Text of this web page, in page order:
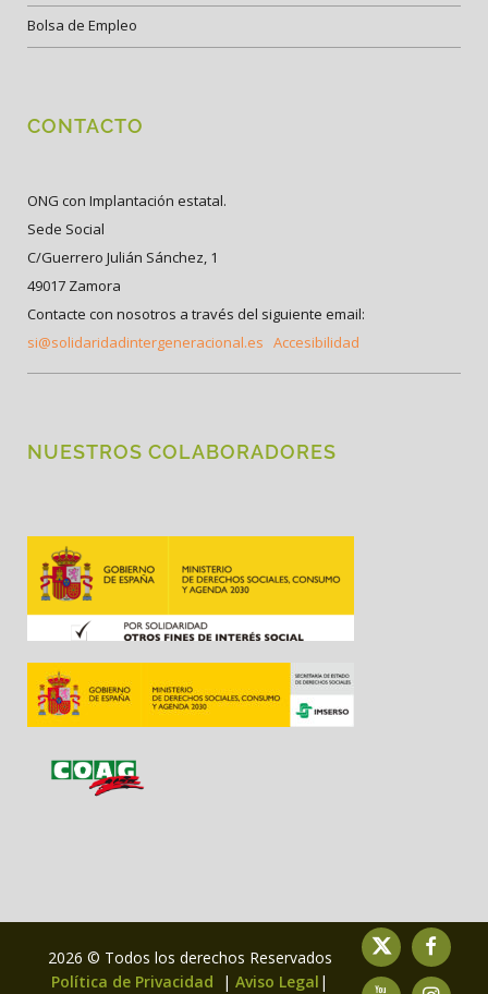
Bolsa de Empleo
CONTACTO
ONG con Implantación estatal.
Sede Social
C/Guerrero Julián Sánchez, 1
49017 Zamora
Contacte con nosotros a través del siguiente email:
si@solidaridadintergeneracional.es Accesibilidad
NUESTROS COLABORADORES
2026 © Todos los derechos Reservados
Política de Privacidad
| Aviso Legal |